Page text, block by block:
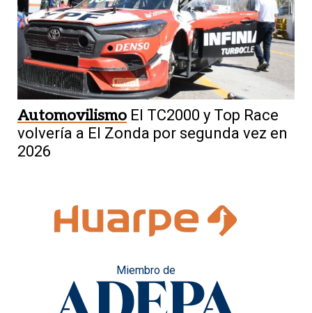
Automovilismo El TC2000 y Top Race
volvería a El Zonda por segunda vez en
2026
Miembro de